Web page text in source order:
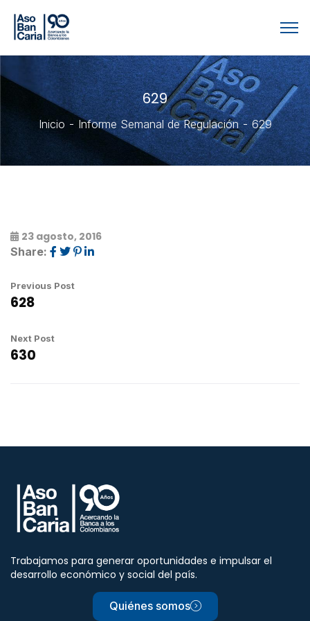
629
Inicio Informe Semanal de Regulación 629
23 agosto, 2016
Share:
Previous Post
628
Next Post
630
Trabajamos para generar oportunidades e impulsar el
desarrollo económico y social del país.
Quiénes somos